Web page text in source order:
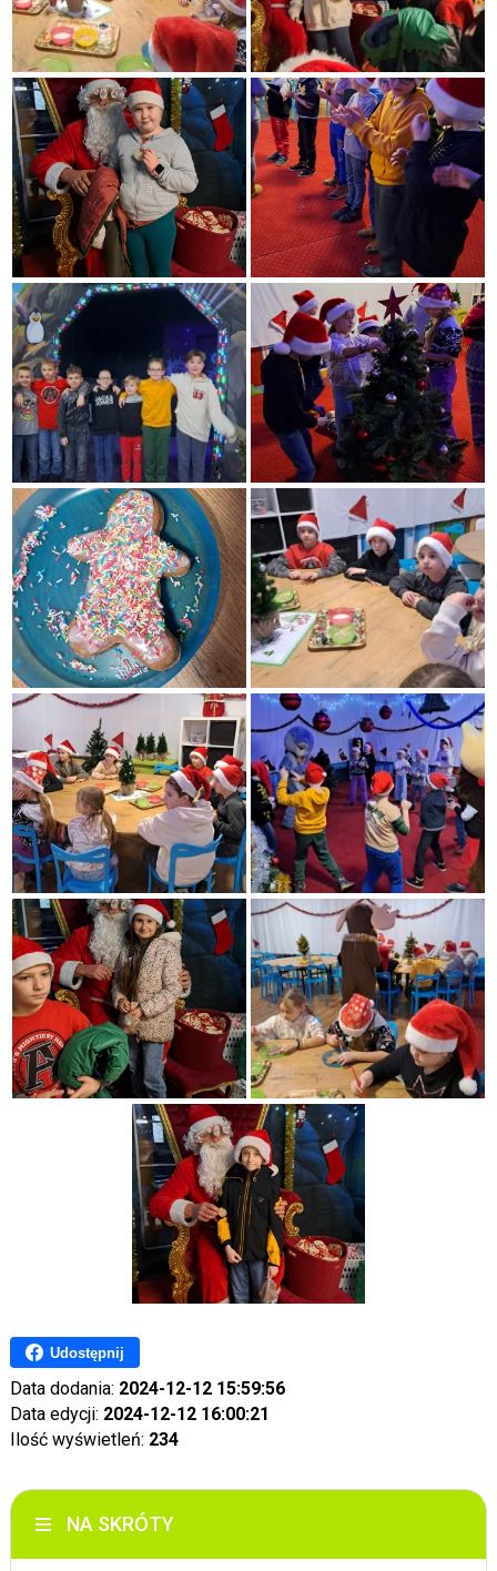
Udostępnij
Data dodania: 2024-12-12 15:59:56
Data edycji: 2024-12-12 16:00:21
Ilość wyświetleń: 234
NA SKRÓTY